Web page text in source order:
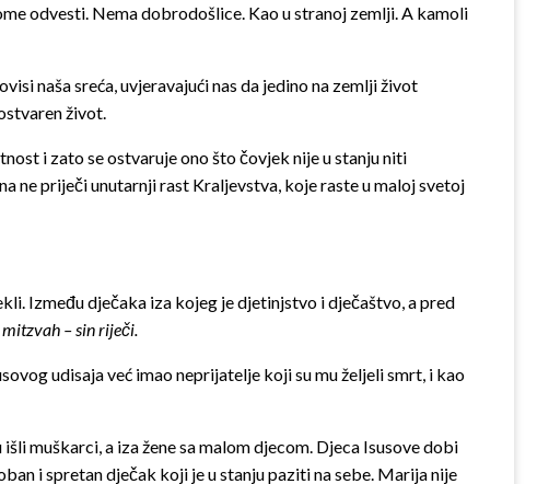
odvesti. Nema dobrodošlice. Kao u stranoj zemlji. A kamoli
naša sreća, uvjeravajući nas da jedino na zemlji život
život.
i zato se ostvaruje ono što čovjek nije u stanju niti
ne priječi unutarnji rast Kraljevstva, koje raste u maloj svetoj
Između dječaka iza kojeg je djetinjstvo i dječaštvo, a pred
– sin riječi.
udisaja već imao neprijatelje koji su mu željeli smrt, i kao
muškarci, a iza žene sa malom djecom. Djeca Isusove dobi
i spretan dječak koji je u stanju paziti na sebe. Marija nije